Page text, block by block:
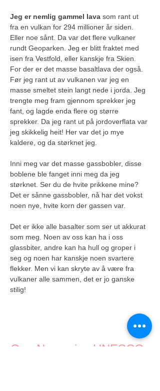
Jeg er nemlig gammel lava som rant ut
fra en vulkan for 294 millioner år siden.
Eller noe sånt. Da var det flere vulkaner
rundt Geoparken. Jeg er blitt fraktet med
isen fra Vestfold, eller kanskje fra Skien.
For der er det masse basaltlava der også.
Før jeg rant ut av vulkanen var jeg en
masse smeltet stein langt nede i jorda. Jeg
trengte meg fram gjennom sprekker jeg
fant, og lagde enda flere og større
sprekker. Da jeg rant ut på jordoverflata var
jeg skikkelig heit! Her var det jo mye
kaldere, og da størknet jeg.
Inni meg var det masse gassbobler, disse
boblene ble fanget inni meg da jeg
størknet. Ser du de hvite prikkene mine?
Det er sånne gassbobler, nå har det vokst
noen nye, hvite korn der gassen var.
Det er ikke alle basalter som ser ut akkurat
som meg. Noen av oss kan ha i oss
glassbiter, andre kan ha hull og groper i
seg og noen har kanskje noen svartere
flekker. Men vi kan skryte av å være fra
vulkaner alle sammen, det er jo ganske
stilig!
Gea Norvegica UNESCO